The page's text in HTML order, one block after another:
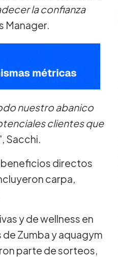
la confianza
Manager.
nuestro abanico
clientes que
Sacchi.
beneficios directos
carpa,
y de wellness en
Zumba y aquagym
parte de sorteos,